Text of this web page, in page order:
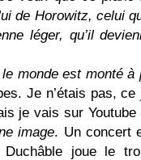
de Horowitz, celui
léger, qu’il
le monde est monté
Je n’étais pas,
je vais sur
image. Un concert
Duchâble joue le